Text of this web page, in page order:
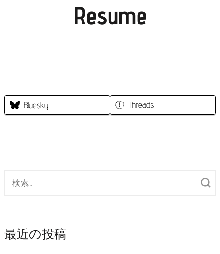
(Enter
を
Resume
Bluesky Threads
検
象:
最近の投稿